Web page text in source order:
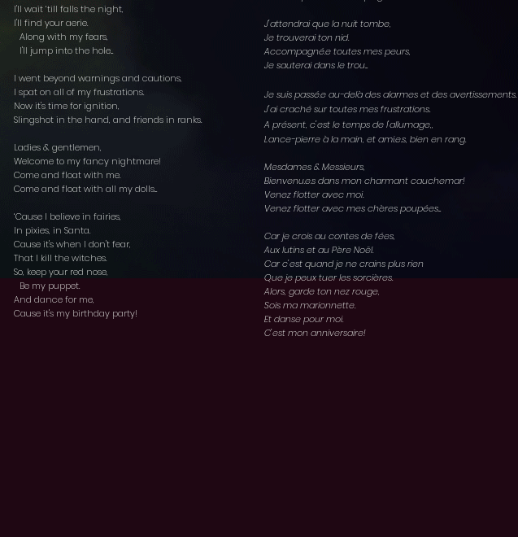
I'll wait ‘till falls the night,
I'll find your aerie.
Along with my fears,
I'll jump into the hole...
I went beyond warnings and cautions,
I spat on all of my frustrations.
Now it's time for ignition,
Slingshot in the hand, and friends in ranks.
Ladies & gentlemen,
Welcome to my fancy nightmare!
Come and float with me.
Come and float with all my dolls...
‘Cause I believe in fairies,
In pixies, in Santa.
Cause it's when I don't fear,
That I kill the witches.
So, keep your red nose,
Be my puppet.
And dance for me,
Cause it's my birthday party!
J'attendrai que la nuit tombe,
Je trouverai ton nid.
Accompagné.e toutes mes peurs,
Je sauterai dans le trou...
Je suis passé.e au-delà des alarmes et des avertissements.
J'ai craché sur toutes mes frustrations.
A présent, c'est le temps de l'allumage,,
Lance-pierre à la main, et ami.e.s, bien en rang.
Mesdames & Messieurs,
Bienvenu.e.s dans mon charmant cauchemar!
Venez flotter avec moi.
Venez flotter avec mes chères poupées...
Car je crois au contes de fées,
Aux lutins et au Père Noël.
Car c'est quand je ne crains plus rien
Que je peux tuer les sorcières.
Alors, garde ton nez rouge,
Sois ma marionnette.
Et danse pour moi.
C'est mon anniversaire!